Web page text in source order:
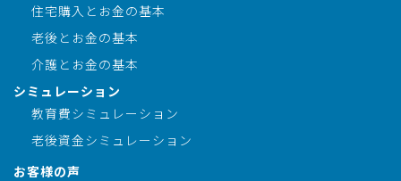
住宅購入とお金の基本
老後とお金の基本
介護とお金の基本
シミュレーション
教育費シミュレーション
老後資金シミュレーション
お客様の声